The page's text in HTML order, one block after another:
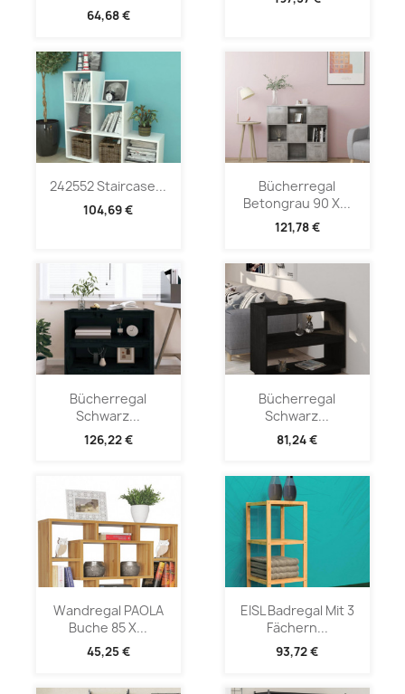
64,68 €
242552 Staircase...
104,69 €
Bücherregal
Betongrau 90 X...
121,78 €
Bücherregal
Schwarz...
126,22 €
Bücherregal
Schwarz...
81,24 €
Wandregal PAOLA
Buche 85 X...
45,25 €
EISL Badregal Mit 3
Fächern...
93,72 €